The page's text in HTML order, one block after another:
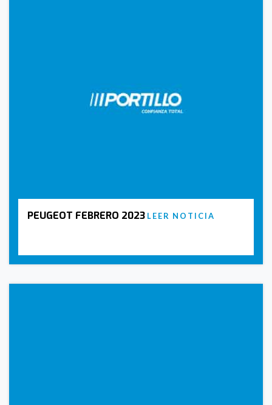
PEUGEOT FEBRERO 2023 LEER NOTICIA